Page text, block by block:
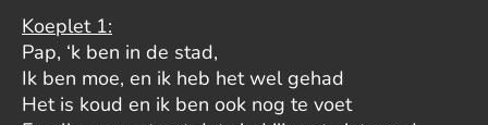
Koeplet 1:
Pap, ‘k ben in de stad,
Ik ben moe, en ik heb het wel gehad
Het is koud en ik ben ook nog te voet